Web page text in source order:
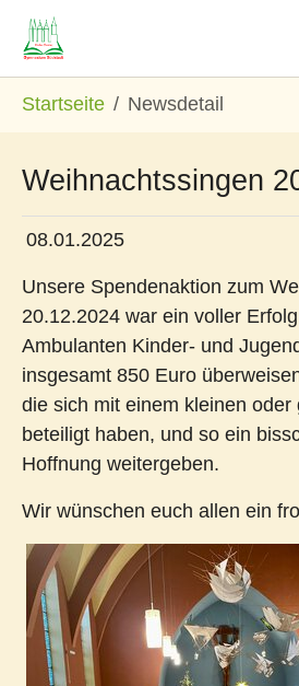
Startseite Newsdetail
Weihnachtssingen
08.01.2025
Unsere Spendenaktion zum
20.12.2024 war ein voller
Ambulanten Kinder- und
insgesamt 850 Euro
die sich mit einem kleinen oder
beteiligt haben, und so ein
Hoffnung weitergeben.
Wir wünschen euch allen ein